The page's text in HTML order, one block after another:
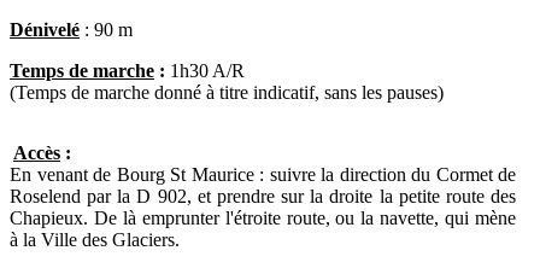
Dénivelé : 90 m
Temps de marche : 1h30 A/R
(Temps de marche donné à titre indicatif, sans les pauses)
Accès :
En venant de Bourg St Maurice : suivre la direction du Cormet de
Roselend par la D 902, et prendre sur la droite la petite route des
Chapieux. De là emprunter l'étroite route, ou la navette, qui mène
à la Ville des Glaciers.